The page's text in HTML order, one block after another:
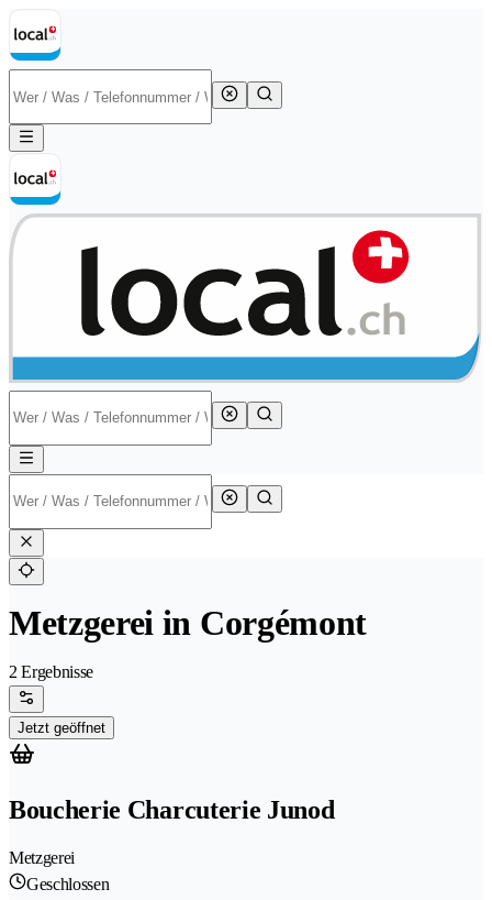
Metzgerei in Corgémont
2 Ergebnisse
Jetzt geöffnet
Boucherie Charcuterie Junod
Metzgerei
Geschlossen